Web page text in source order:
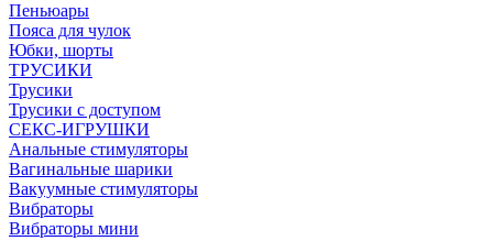
Пеньюары
Пояса для чулок
Юбки, шорты
ТРУСИКИ
Трусики
Трусики с доступом
СЕКС-ИГРУШКИ
Анальные стимуляторы
Вагинальные шарики
Вакуумные стимуляторы
Вибраторы
Вибраторы мини